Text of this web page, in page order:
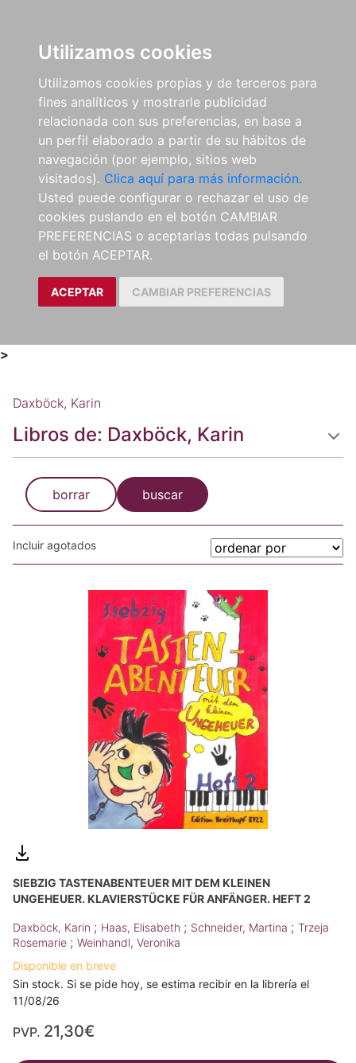
Utilizamos cookies
Utilizamos cookies propias y de terceros para
fines analíticos y mostrarle publicidad
relacionada con sus preferencias, en base a
un perfil elaborado a partir de su hábitos de
navegación (por ejemplo, sitios web
visitados). Clica aquí para más información.
Usted puede configurar o rechazar el uso de
cookies puslando en el botón CAMBIAR
PREFERENCIAS o aceptarlas todas pulsando
el botón ACEPTAR.
ACEPTAR CAMBIAR PREFERENCIAS
>
Daxböck, Karin
Libros de: Daxböck, Karin
borrar buscar
Incluir agotados
SIEBZIG TASTENABENTEUER MIT DEM KLEINEN
UNGEHEUER. KLAVIERSTÜCKE FÜR ANFÄNGER. HEFT 2
Daxböck, Karin ; Haas, Elisabeth ; Schneider, Martina ; Trzeja
Rosemarie ; Weinhandl, Veronika
Disponible en breve
Sin stock. Si se pide hoy, se estima recibir en la librería el
11/08/26
PVP. 21,30€